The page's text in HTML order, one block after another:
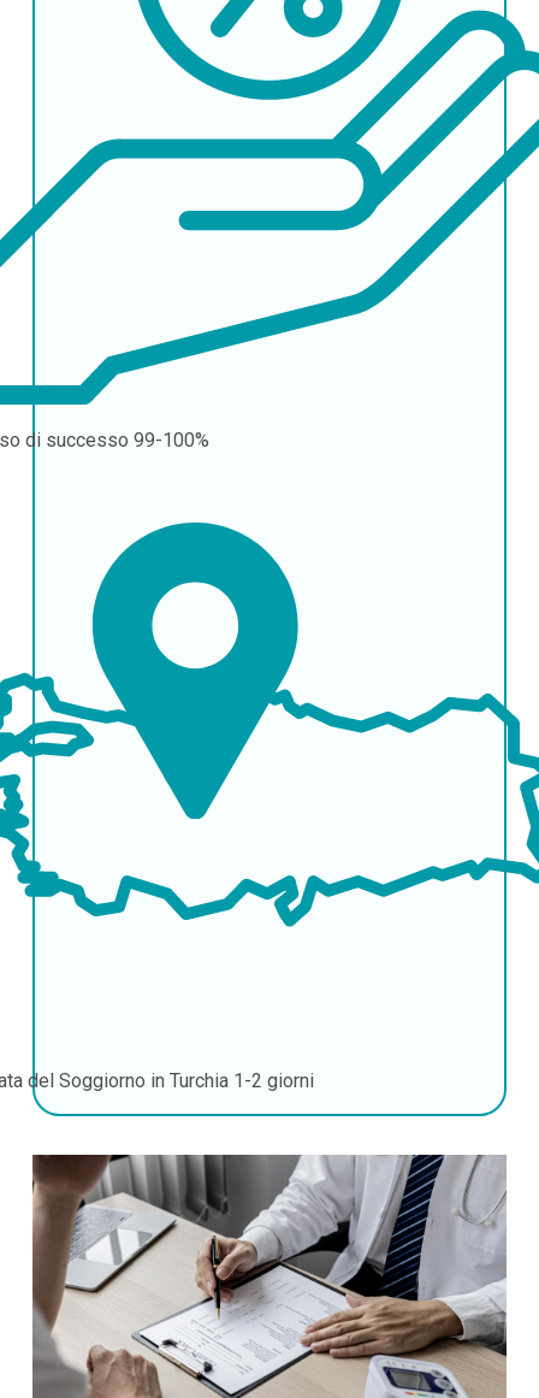
di successo 99-100%
del Soggiorno in Turchia 1-2 giorni